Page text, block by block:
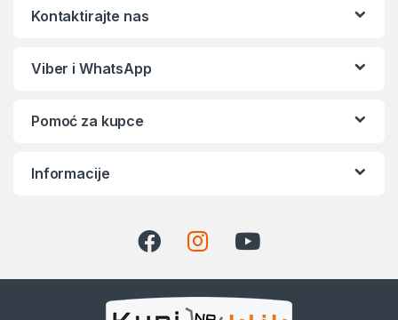
Kontaktirajte nas
Viber i WhatsApp
Pomoć za kupce
Informacije